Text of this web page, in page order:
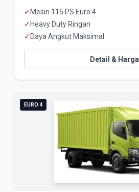
✓ Mesin 115 PS Euro 4
✓ Heavy Duty Ringan
✓ Daya Angkut Maksimal
Detail & Harga
EURO 4